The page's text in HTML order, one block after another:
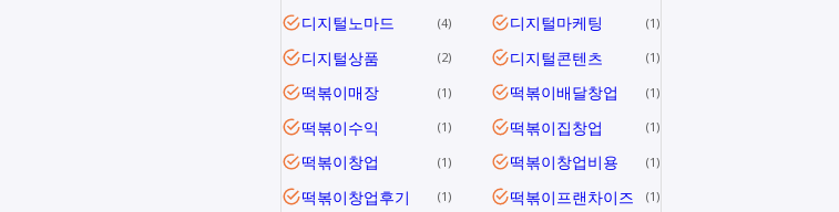
디지털노마드 4 디지털마케팅 1
디지털상품 2 디지털콘텐츠 1
떡볶이매장 1 떡볶이배달창업 1
떡볶이수익 1 떡볶이집창업 1
떡볶이창업 1 떡볶이창업비용 1
떡볶이창업후기 1 떡볶이프랜차이즈 1